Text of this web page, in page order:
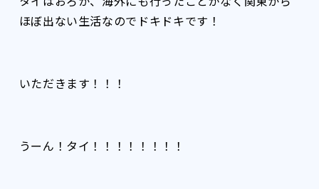
ほぼ出ない生活なのでドキドキです！
いただきます！！！
うーん！タイ！！！！！！！！